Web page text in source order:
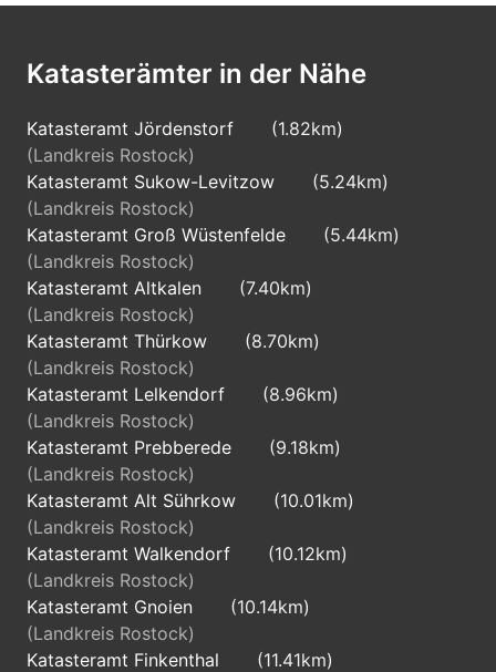
Katasterämter in der Nähe
Katasteramt Jördenstorf
(1.82km)
(Landkreis Rostock)
Katasteramt Sukow-Levitzow
(5.24km)
(Landkreis Rostock)
Katasteramt Groß Wüstenfelde
(5.44km)
(Landkreis Rostock)
Katasteramt Altkalen
(7.40km)
(Landkreis Rostock)
Katasteramt Thürkow
(8.70km)
(Landkreis Rostock)
Katasteramt Lelkendorf
(8.96km)
(Landkreis Rostock)
Katasteramt Prebberede
(9.18km)
(Landkreis Rostock)
Katasteramt Alt Sührkow
(10.01km)
(Landkreis Rostock)
Katasteramt Walkendorf
(10.12km)
(Landkreis Rostock)
Katasteramt Gnoien
(10.14km)
(Landkreis Rostock)
Katasteramt Finkenthal
(11.41km)